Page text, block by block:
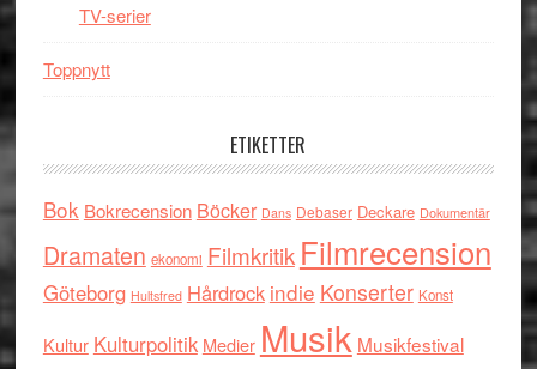
TV-serier
Toppnytt
ETIKETTER
Bok Bokrecension Böcker Dans Debaser Deckare Dokumentär
Dramaten ekonomi Filmkritik Filmrecension
Göteborg Hultsfred Hårdrock indie Konserter Konst
Kultur Kulturpolitik Medier Musik Musikfestival